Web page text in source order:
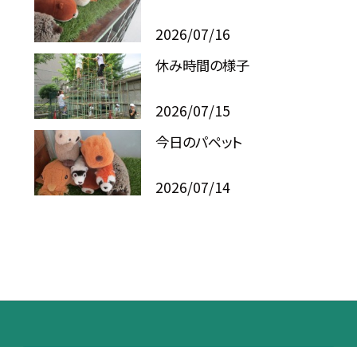
2026/07/16
休み時間の様子
2026/07/15
今日のパペット
2026/07/14